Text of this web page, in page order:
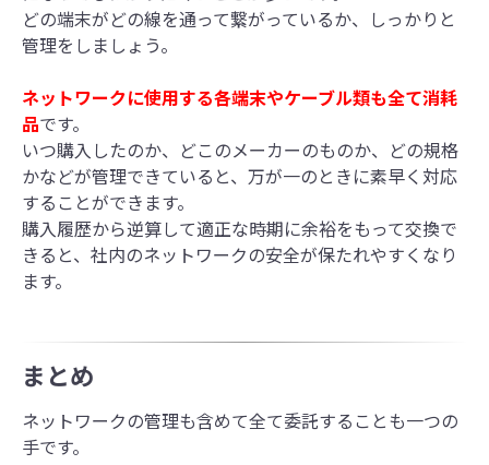
どの端末がどの線を通って繋がっているか、しっかりと
管理をしましょう。
ネットワークに使用する各端末やケーブル類も全て消耗
品です。
いつ購入したのか、どこのメーカーのものか、どの規格
かなどが管理できていると、万が一のときに素早く対応
することができます。
購入履歴から逆算して適正な時期に余裕をもって交換で
きると、社内のネットワークの安全が保たれやすくなり
ます。
まとめ
ネットワークの管理も含めて全て委託することも一つの
手です。